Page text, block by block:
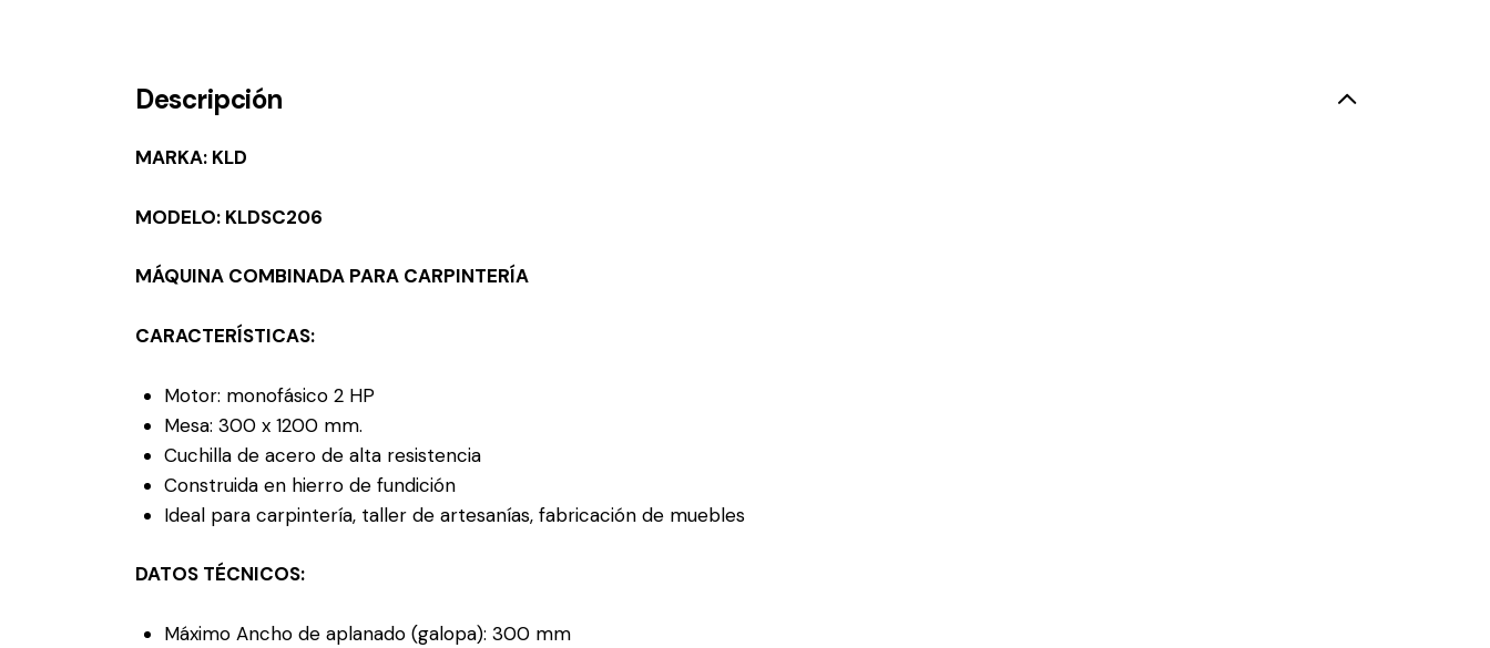
Descripción
MARKA: KLD
MODELO: KLDSC206
MÁQUINA COMBINADA PARA CARPINTERÍA
CARACTERÍSTICAS:
Motor: monofásico 2 HP
Mesa: 300 x 1200 mm.
Cuchilla de acero de alta resistencia
Construida en hierro de fundición
Ideal para carpintería, taller de artesanías, fabricación de muebles
DATOS TÉCNICOS:
Máximo Ancho de aplanado (galopa): 300 mm